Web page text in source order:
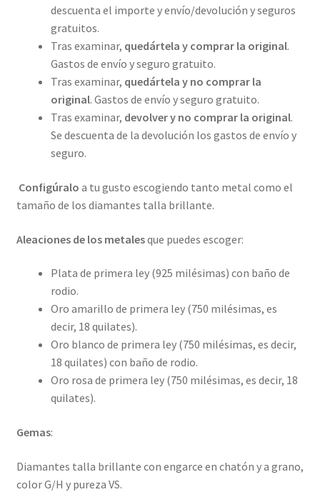
descuenta el importe y envío/devolución y seguros
gratuitos.
Tras examinar, quedártela y comprar la original.
Gastos de envío y seguro gratuito.
Tras examinar, quedártela y no comprar la
original. Gastos de envío y seguro gratuito.
Tras examinar, devolver y no comprar la original.
Se descuenta de la devolución los gastos de envío y
seguro.
Configúralo a tu gusto escogiendo tanto metal como el
tamaño de los diamantes talla brillante.
Aleaciones de los metalesque puedes escoger:
Plata de primera ley (925 milésimas) con baño de
rodio.
Oro amarillo de primera ley (750 milésimas, es
decir, 18 quilates).
Oro blanco de primera ley (750 milésimas, es decir,
18 quilates) con baño de rodio.
Oro rosa de primera ley (750 milésimas, es decir, 18
quilates).
Gemas:
Diamantes talla brillante con engarce en chatón y a grano,
color G/H y pureza VS.